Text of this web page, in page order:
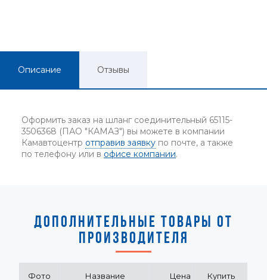
Описание Отзывы
Оформить заказ на шланг соединительный 65115-
3506368 (ПАО "КАМАЗ") вы можете в компании
Камавтоцентр отправив заявку по почте, а также
по телефону или в офисе компании.
ДОПОЛНИТЕЛЬНЫЕ ТОВАРЫ ОТ
ПРОИЗВОДИТЕЛЯ
Фото Название Цена Купить